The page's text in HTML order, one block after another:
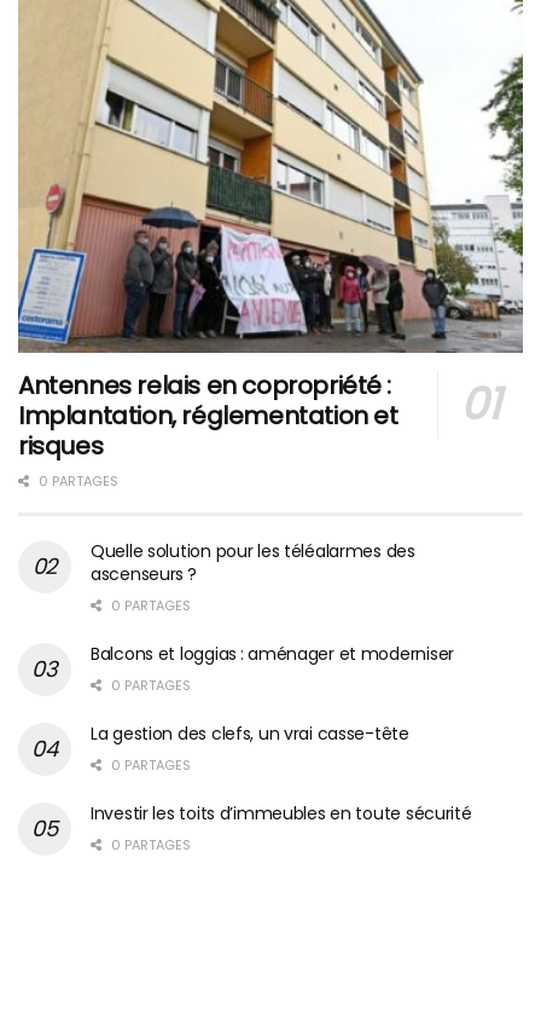
Antennes relais en copropriété :
Implantation, réglementation et
risques
0 PARTAGES
Quelle solution pour les téléalarmes des
ascenseurs ?
0 PARTAGES
Balcons et loggias : aménager et moderniser
0 PARTAGES
La gestion des clefs, un vrai casse-tête
0 PARTAGES
Investir les toits d’immeubles en toute sécurité
0 PARTAGES